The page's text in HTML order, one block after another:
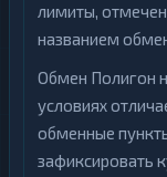
лимиты,
названием
Обмен Полигон
условиях
обменные
зафиксировать